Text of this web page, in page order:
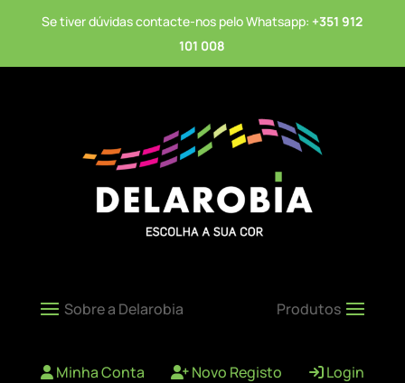
Se tiver dúvidas contacte-nos pelo Whatsapp: +351 912
101 008
Minha Conta Novo Registo Login